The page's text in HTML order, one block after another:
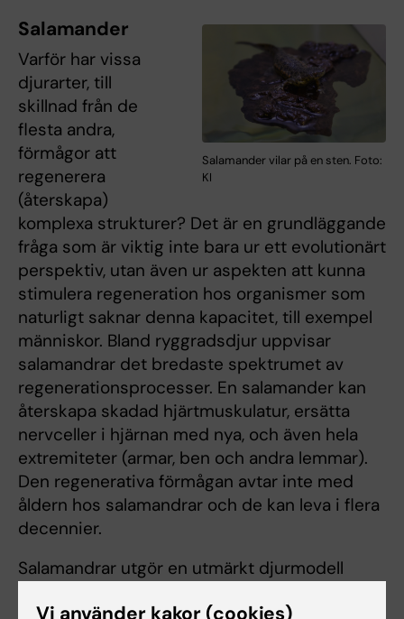
Salamander vilar på en sten. Foto:
KI
Salamander
Varför har vissa
djurarter, till
skillnad från de
flesta andra,
förmågor att
regenerera
(återskapa)
komplexa strukturer? Det är en grundläggande
fråga som är viktig inte bara ur ett evolutionärt
perspektiv, utan även ur aspekten att kunna
stimulera regeneration hos organismer som
naturligt saknar denna kapacitet, till exempel
människor. Bland ryggradsdjur uppvisar
salamandrar det bredaste spektrumet av
regenerationsprocesser. En salamander kan
återskapa skadad hjärtmuskulatur, ersätta
nervceller i hjärnan med nya, och även hela
extremiteter (armar, ben och andra lemmar).
Den regenerativa förmågan avtar inte med
åldern hos salamandrar och de kan leva i flera
decennier.
Salamandrar utgör en utmärkt djurmodell
Vi använder kakor (cookies)